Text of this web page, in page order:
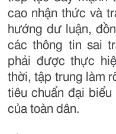
cao nhận thức và
hướng dư luận,
các thông tin sai
phải được thực
thời, tập trung làm
tiêu chuẩn đại
của toàn dân.